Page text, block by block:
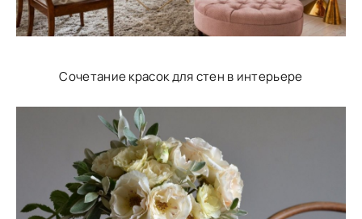
Сочетание красок для стен в интерьере